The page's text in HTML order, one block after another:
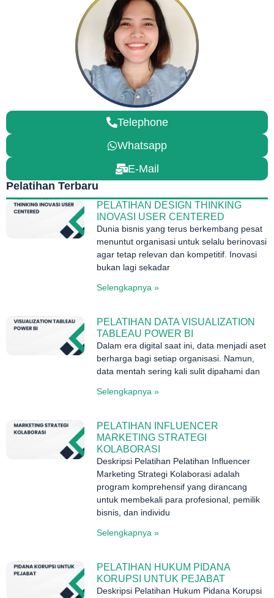
Telephone
Whatsapp
E-Mail
Pelatihan Terbaru
PELATIHAN DESIGN THINKING
INOVASI USER CENTERED
Dunia bisnis yang terus berkembang pesat
menuntut organisasi untuk selalu berinovasi
agar tetap relevan dan kompetitif. Inovasi
bukan lagi sekadar
Selengkapnya »
PELATIHAN DATA VISUALIZATION
TABLEAU POWER BI
Dalam era digital saat ini, data menjadi aset
berharga bagi setiap organisasi. Namun,
data mentah sering kali sulit dipahami dan
Selengkapnya »
PELATIHAN INFLUENCER
MARKETING STRATEGI
KOLABORASI
Deskripsi Pelatihan Pelatihan Influencer
Marketing Strategi Kolaborasi adalah
program komprehensif yang dirancang
untuk membekali para profesional, pemilik
bisnis, dan individu
Selengkapnya »
PELATIHAN HUKUM PIDANA
KORUPSI UNTUK PEJABAT
Deskripsi Pelatihan Hukum Pidana Korupsi